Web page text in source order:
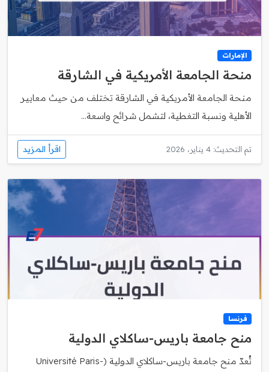
الإمارات
منحة الجامعة الأمريكية في الشارقة
منحة الجامعة الأمريكية في الشارقة تختلف من حيث معايير
الأهلية ونسبة التغطية، لتشمل شرائح واسعة...
تم التحديث: 4 يناير، 2026 اقرأ المزيد
فرنسا
منح جامعة باريس‑ساكلاي الدولية
تُعدّ منح جامعة باريس‑ساكلاي الدولية (Université Paris-